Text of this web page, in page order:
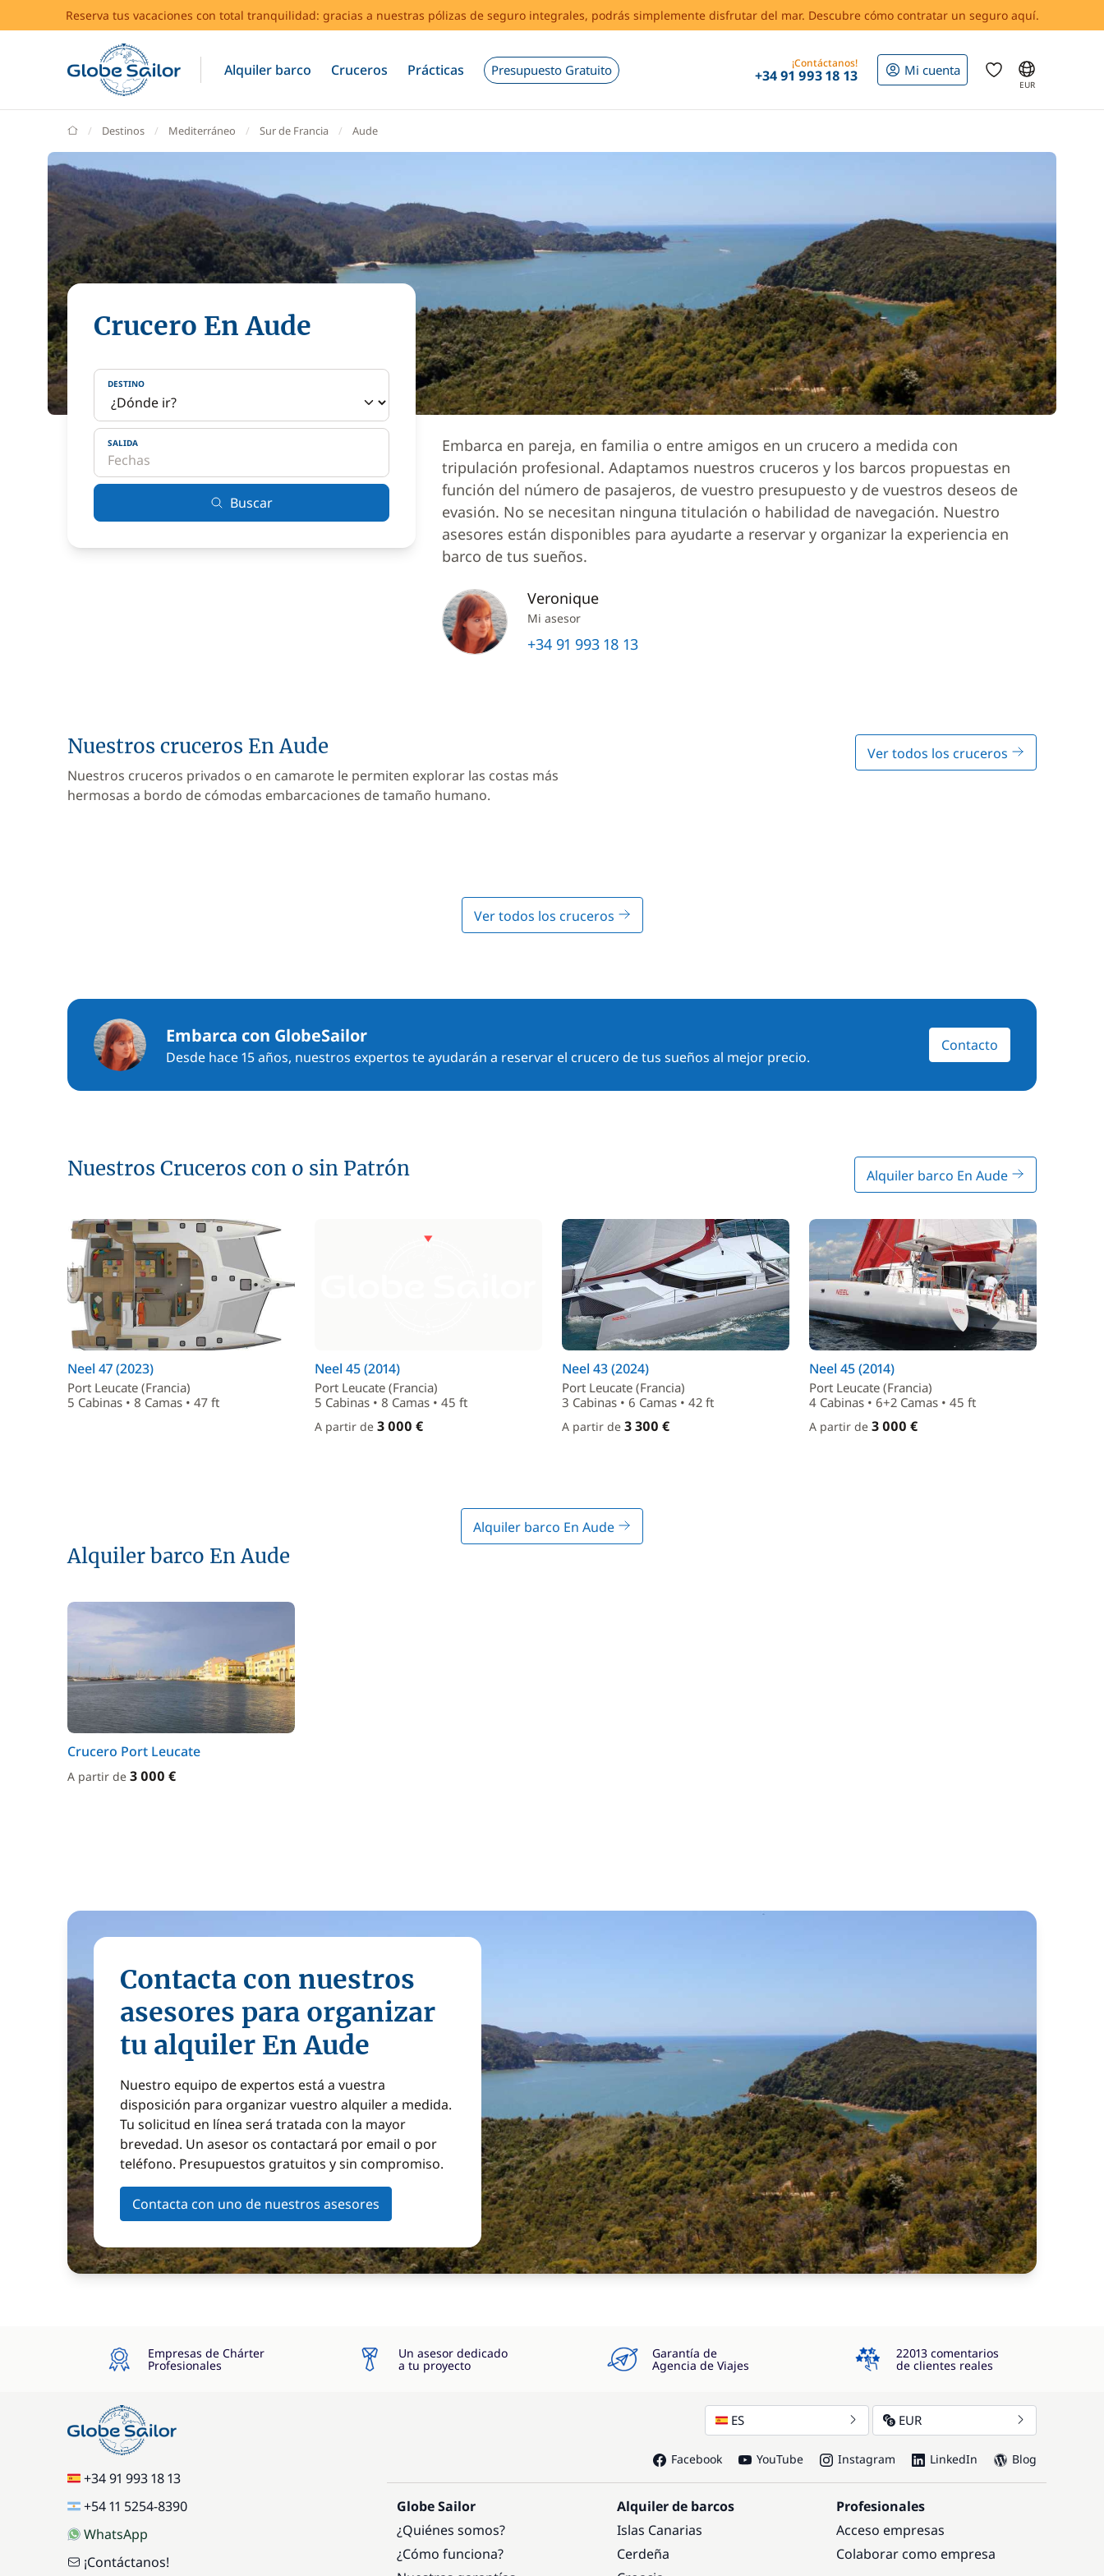
Reserva tus vacaciones con total tranquilidad: gracias a nuestras pólizas de seguro integrales, podrás simplemente disfrutar del mar. Descubre cómo contratar un seguro aquí.
Alquiler barco Cruceros Prácticas Presupuesto Gratuito ¡Contáctanos!
+34 91 993 18 13 Mi cuenta
EUR
GlobeSailor
Destinos Mediterráneo Sur de Francia Aude
Crucero En Aude
DESTINO
SALIDA
Buscar
Embarca en pareja, en familia o entre amigos en un crucero a medida con
tripulación profesional. Adaptamos nuestros cruceros y los barcos propuestas en
función del número de pasajeros, de vuestro presupuesto y de vuestros deseos de
evasión. No se necesitan ninguna titulación o habilidad de navegación. Nuestro
asesores están disponibles para ayudarte a reservar y organizar la experiencia en
barco de tus sueños.
Veronique
Mi asesor
+34 91 993 18 13
Nuestros cruceros En Aude
Nuestros cruceros privados o en camarote le permiten explorar las costas más
hermosas a bordo de cómodas embarcaciones de tamaño humano.
Ver todos los cruceros
Ver todos los cruceros
Embarca con GlobeSailor
Desde hace 15 años, nuestros expertos te ayudarán a reservar el crucero de tus sueños al mejor precio.
Contacto
Nuestros Cruceros con o sin Patrón Alquiler barco En Aude
Neel 47 (2023)
Port Leucate (Francia)
5 Cabinas • 8 Camas • 47 ft
Neel 45 (2014)
Port Leucate (Francia)
5 Cabinas • 8 Camas • 45 ft
A partir de 3 000 €
Neel 43 (2024)
Port Leucate (Francia)
3 Cabinas • 6 Camas • 42 ft
A partir de 3 300 €
Neel 45 (2014)
Port Leucate (Francia)
4 Cabinas • 6+2 Camas • 45 ft
A partir de 3 000 €
Alquiler barco En Aude
Alquiler barco En Aude
Crucero Port Leucate
A partir de 3 000 €
Contacta con nuestros
asesores para organizar
tu alquiler En Aude
Nuestro equipo de expertos está a vuestra
disposición para organizar vuestro alquiler a medida.
Tu solicitud en línea será tratada con la mayor
brevedad. Un asesor os contactará por email o por
teléfono. Presupuestos gratuitos y sin compromiso.
Contacta con uno de nuestros asesores
Empresas de Chárter
Profesionales
Un asesor dedicado
a tu proyecto
Garantía de
Agencia de Viajes
4.3
22013 comentarios
de clientes reales
+34 91 993 18 13
+54 11 5254-8390
WhatsApp
¡Contáctanos!
ES EUR
Facebook YouTube Instagram LinkedIn Blog
Globe Sailor
¿Quiénes somos?
¿Cómo funciona?
Alquiler de barcos
Islas Canarias
Cerdeña
Profesionales
Acceso empresas
Colaborar como empresa